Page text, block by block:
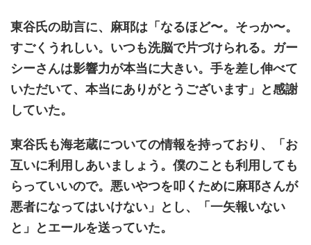
東谷氏の助言に、麻耶は「なるほど〜。そっか〜。
すごくうれしい。いつも洗脳で片づけられる。ガー
シーさんは影響力が本当に大きい。手を差し伸べて
いただいて、本当にありがとうございます」と感謝
していた。
東谷氏も海老蔵についての情報を持っており、「お
互いに利用しあいましょう。僕のことも利用しても
らっていいので。悪いやつを叩くために麻耶さんが
悪者になってはいけない」とし、「一矢報いない
と」とエールを送っていた。